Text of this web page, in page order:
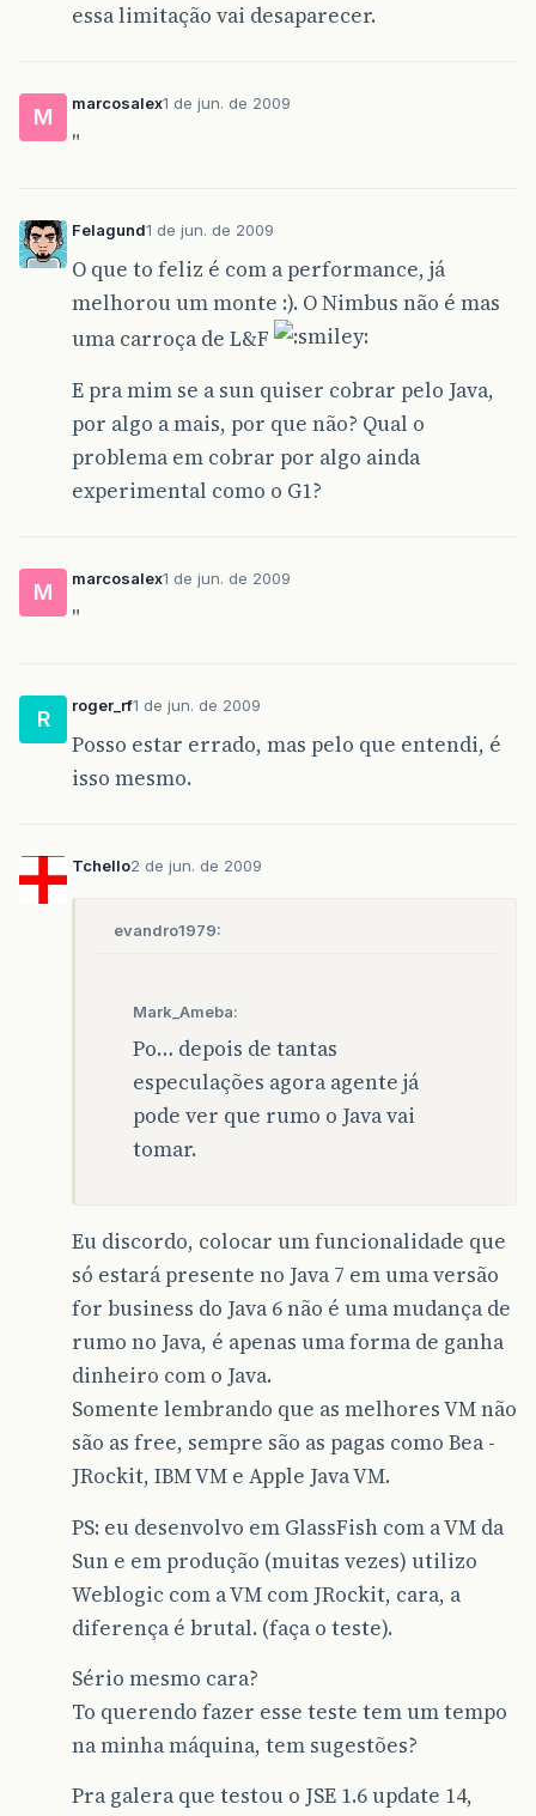
essa limitação vai desaparecer.
M
marcosalex1 de jun. de 2009
"
Felagund1 de jun. de 2009
O que to feliz é com a performance, já
melhorou um monte :). O Nimbus não é mas
uma carroça de L&F
E pra mim se a sun quiser cobrar pelo Java,
por algo a mais, por que não? Qual o
problema em cobrar por algo ainda
experimental como o G1?
M
marcosalex1 de jun. de 2009
"
R
roger_rf1 de jun. de 2009
Posso estar errado, mas pelo que entendi, é
isso mesmo.
Tchello2 de jun. de 2009
evandro1979:
Mark_Ameba:
Po… depois de tantas
especulações agora agente já
pode ver que rumo o Java vai
tomar.
Eu discordo, colocar um funcionalidade que
só estará presente no Java 7 em uma versão
for business do Java 6 não é uma mudança de
rumo no Java, é apenas uma forma de ganha
dinheiro com o Java.
Somente lembrando que as melhores VM não
são as free, sempre são as pagas como Bea -
JRockit, IBM VM e Apple Java VM.
PS: eu desenvolvo em GlassFish com a VM da
Sun e em produção (muitas vezes) utilizo
Weblogic com a VM com JRockit, cara, a
diferença é brutal. (faça o teste).
Sério mesmo cara?
To querendo fazer esse teste tem um tempo
na minha máquina, tem sugestões?
Pra galera que testou o JSE 1.6 update 14,